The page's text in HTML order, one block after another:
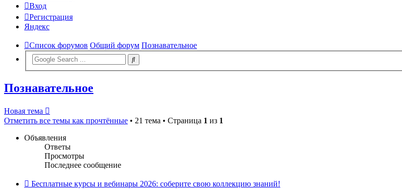
Вход
Регистрация
Яндекс
Список форумов Общий форум Познавательное
Познавательное
Новая тема
Отметить все темы как прочтённые • 21 тема • Страница 1 из 1
Объявления
Ответы
Просмотры
Последнее сообщение
Бесплатные курсы и вебинары 2026: соберите свою коллекцию знаний!